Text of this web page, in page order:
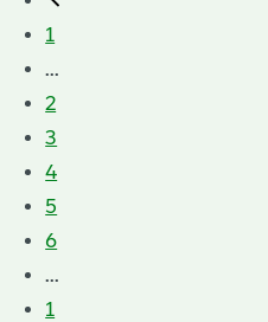
1
...
2
3
4
5
6
...
1